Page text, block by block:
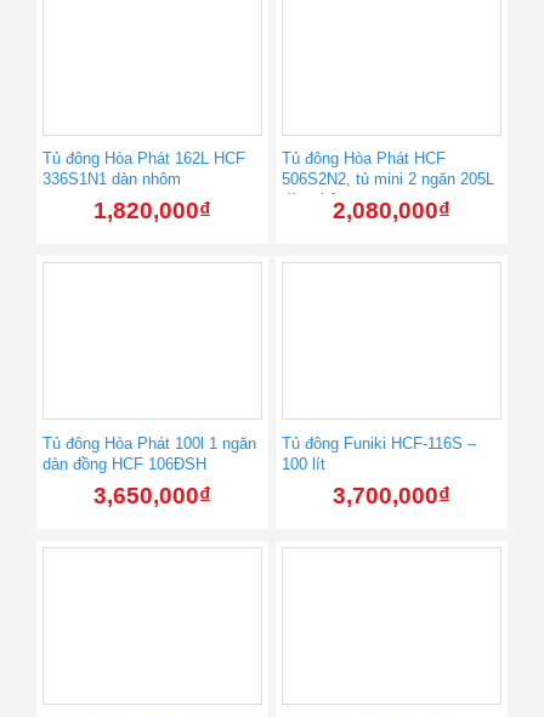
Tủ đông Hòa Phát 162L HCF
336S1N1 dàn nhôm
1,820,000₫
Tủ đông Hòa Phát HCF
506S2N2, tủ mini 2 ngăn 205L
dàn nhôm2,080,000₫
Tủ đông Hòa Phát 100l 1 ngăn
dàn đồng HCF 106ÐSH
3,650,000₫
Tủ đông Funiki HCF-116S –
100 lít
3,700,000₫